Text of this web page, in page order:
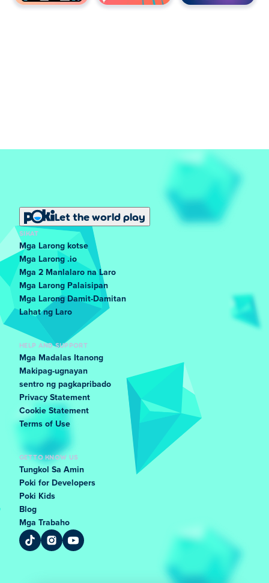
Let the world play
SIKAT
Mga Larong kotse
Mga Larong .io
Mga 2 Manlalaro na Laro
Mga Larong Palaisipan
Mga Larong Damit-Damitan
Lahat ng Laro
HELP AND SUPPORT
Mga Madalas Itanong
Makipag-ugnayan
sentro ng pagkapribado
Privacy Statement
Cookie Statement
Terms of Use
GET TO KNOW US
Tungkol Sa Amin
Poki for Developers
Poki Kids
Blog
Mga Trabaho